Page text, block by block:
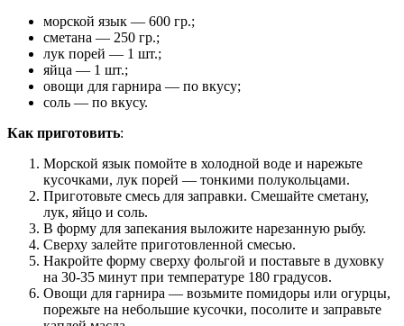
морской язык — 600 гр.;
сметана — 250 гр.;
лук порей — 1 шт.;
яйца — 1 шт.;
овощи для гарнира — по вкусу;
соль — по вкусу.
Как приготовить:
Морской язык помойте в холодной воде и нарежьте
кусочками, лук порей — тонкими полукольцами.
Приготовьте смесь для заправки. Смешайте сметану,
лук, яйцо и соль.
В форму для запекания выложите нарезанную рыбу.
Сверху залейте приготовленной смесью.
Накройте форму сверху фольгой и поставьте в духовку
на 30-35 минут при температуре 180 градусов.
Овощи для гарнира — возьмите помидоры или огурцы,
порежьте на небольшие кусочки, посолите и заправьте